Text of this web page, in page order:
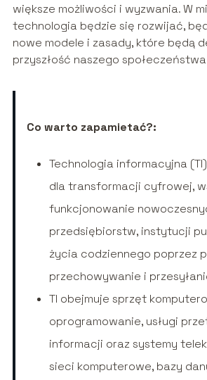
większe możliwości i wyzwania. W
technologia będzie się rozwijać,
nowe modele i zasady, które będą
przyszłość naszego
Co warto zapamietać?:
Technologia informacyjna
dla transformacji cyfrowej,
funkcjonowanie
przedsiębiorstw, instytucji
życia codziennego poprzez
przechowywanie i
TI obejmuje sprzęt
oprogramowanie, usługi
informacji oraz systemy
sieci komputerowe, bazy